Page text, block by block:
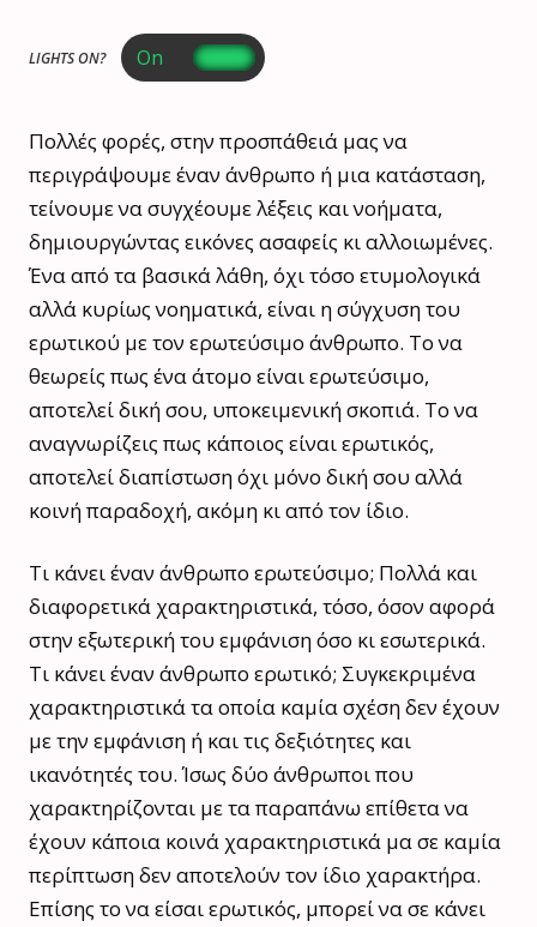
LIGHTS ON?
Πολλές φορές, στην προσπάθειά μας να
περιγράψουμε έναν άνθρωπο ή μια κατάσταση,
τείνουμε να συγχέουμε λέξεις και νοήματα,
δημιουργώντας εικόνες ασαφείς κι αλλοιωμένες.
Ένα από τα βασικά λάθη, όχι τόσο ετυμολογικά
αλλά κυρίως νοηματικά, είναι η σύγχυση του
ερωτικού με τον ερωτεύσιμο άνθρωπο. Το να
θεωρείς πως ένα άτομο είναι ερωτεύσιμο,
αποτελεί δική σου, υποκειμενική σκοπιά. Το να
αναγνωρίζεις πως κάποιος είναι ερωτικός,
αποτελεί διαπίστωση όχι μόνο δική σου αλλά
κοινή παραδοχή, ακόμη κι από τον ίδιο.
Τι κάνει έναν άνθρωπο ερωτεύσιμο; Πολλά και
διαφορετικά χαρακτηριστικά, τόσο, όσον αφορά
στην εξωτερική του εμφάνιση όσο κι εσωτερικά.
Τι κάνει έναν άνθρωπο ερωτικό; Συγκεκριμένα
χαρακτηριστικά τα οποία καμία σχέση δεν έχουν
με την εμφάνιση ή και τις δεξιότητες και
ικανότητές του. Ίσως δύο άνθρωποι που
χαρακτηρίζονται με τα παραπάνω επίθετα να
έχουν κάποια κοινά χαρακτηριστικά μα σε καμία
περίπτωση δεν αποτελούν τον ίδιο χαρακτήρα.
Επίσης το να είσαι ερωτικός, μπορεί να σε κάνει